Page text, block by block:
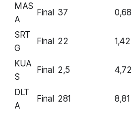
MAS
A
Final 37 0,68
SRT
G
Final 22 1,42
KUA
S
Final 2,5 4,72
DLT
A
Final 281 8,81